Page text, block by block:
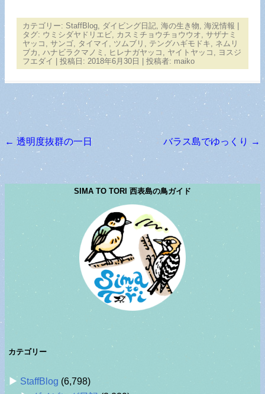
カテゴリー: StaffBlog, ダイビング日記, 海の生き物, 海況情報
タグ: ウミシダヤドリエビ, カスミチョウチョウウオ, サザナミ
ヤッコ , サンゴ, タイマイ , ツムブリ , テングハギモドキ, ネムリ
ブカ , ハナビラクマノミ , ヒレナガヤッコ , ヤイトヤッコ , ヨスジ
フエダイ
| 投稿日: 2018年6月30日 投稿者: maiko
投稿ナビゲーション
← 透明度抜群の一日 バラス島でゆっくり →
SIMA TO TORI 西表島の鳥ガイド
カテゴリー
StaffBlog (6,798)